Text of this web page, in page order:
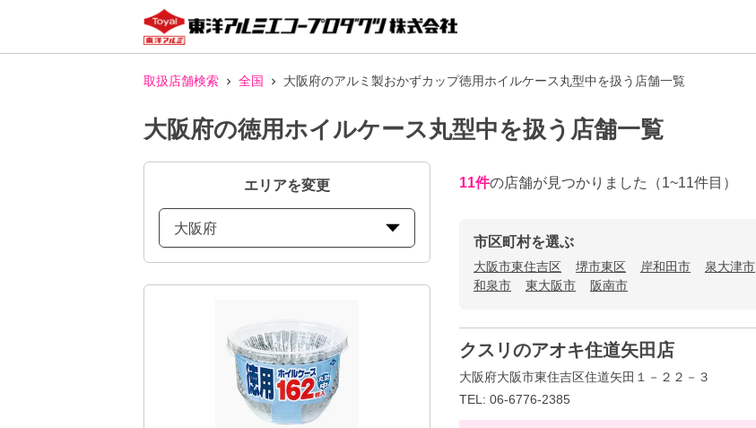
取扱店舗検索 全国 大阪府のアルミ製おかずカップ徳用ホイルケース丸型中を扱う店舗一覧
大阪府の徳用ホイルケース丸型中を扱う店舗一覧
エリアを変更
大阪府
11件の店舗が見つかりました （1~11件目）
市区町村を選ぶ
大阪市東住吉区 堺市東区 岸和田市 泉大津市
和泉市
東大阪市 阪南市
クスリのアオキ住道矢田店
大阪府大阪市東住吉区住道矢田１－２２－３
TEL: 06-6776-2385